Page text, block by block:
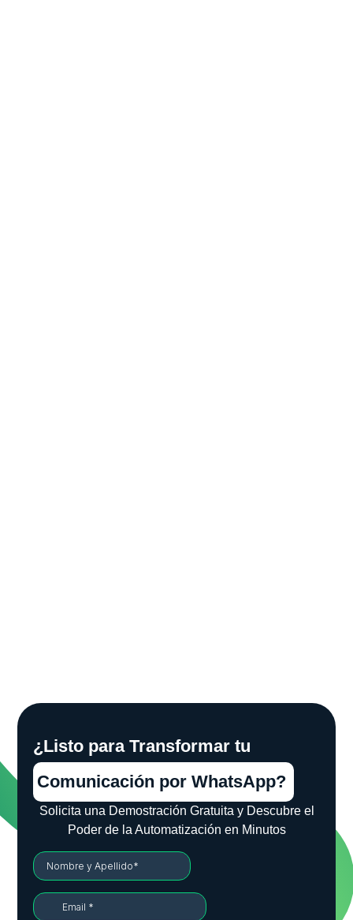
¿Listo para Transformar tu
Comunicación por WhatsApp?
Solicita una Demostración Gratuita y Descubre el
Poder de la Automatización en Minutos